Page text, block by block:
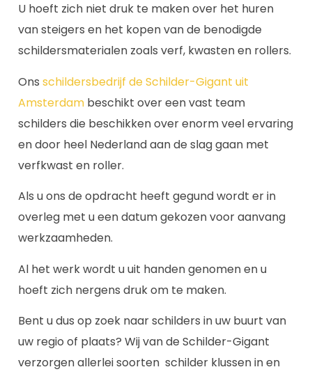
U hoeft zich niet druk te maken over het huren
van steigers en het kopen van de benodigde
schildersmaterialen zoals verf, kwasten en rollers.
Ons schildersbedrijf de Schilder-Gigant uit
Amsterdam beschikt over een vast team
schilders die beschikken over enorm veel ervaring
en door heel Nederland aan de slag gaan met
verfkwast en roller.
Als u ons de opdracht heeft gegund wordt er in
overleg met u een datum gekozen voor aanvang
werkzaamheden.
Al het werk wordt u uit handen genomen en u
hoeft zich nergens druk om te maken.
Bent u dus op zoek naar schilders in uw buurt van
uw regio of plaats? Wij van de Schilder-Gigant
verzorgen allerlei soorten schilder klussen in en